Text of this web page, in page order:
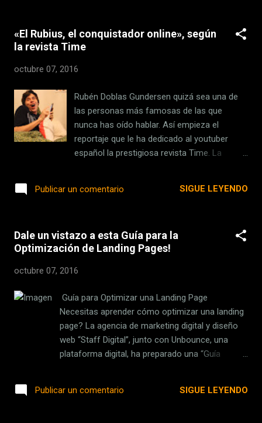
pantalla curva realmente atractiva, sin biseles
apareció primero en arturogoga . arturogoga -
tips y tutorial...
«El Rubius, el conquistador online», según
la revista Time
octubre 07, 2016
Rubén Doblas Gundersen quizá sea una de
las personas más famosas de las que
nunca has oído hablar. Así empieza el
reportaje que le ha dedicado al youtuber
español la prestigiosa revista Time. La
«conquistador online» por sus casi 21
de la sinfonía YouTube, con su estilo y
personalidad de los vlogs (vídeoblogs).
Según recoge, es el octavo usuario de la
mundo. Videojuegos, bromas.... Ninguna
temática se le resiste a este joven. Tampoco
los detractores, que pujan por consolidarse
en cabeza frente a sus defensores. El
Rubius es también el «youtuber» más
supone sorpresa alguna en la parrilla
Publicar un comentario SIGUE LEYENDO
Dale un vistazo a esta Guía para la
Optimización de Landing Pages!
octubre 07, 2016
Guía para Optimizar una Landing Page
Necesitas aprender cómo optimizar una landing
page? La agencia de marketing digital y diseño
web “Staff Digital”, junto con Unbounce, una
plataforma digital, ha preparado una “Guía
manera bastante didáctica y a través de claros
Publicar un comentario SIGUE LEYENDO